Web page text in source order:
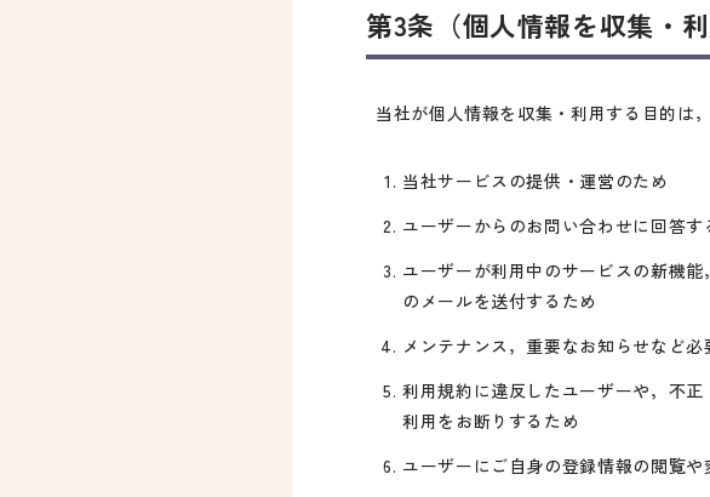
第3条（個人情報を収集・利
当社が個人情報を収集・利用する目的は
当社サービスの提供・運営のため
ユーザーからのお問い合わせに回答す
ユーザーが利用中のサービスの新機
のメールを送付するため
メンテナンス，重要なお知らせなど
利用規約に違反したユーザーや，不
利用をお断りするため
ユーザーにご自身の登録情報の閲覧